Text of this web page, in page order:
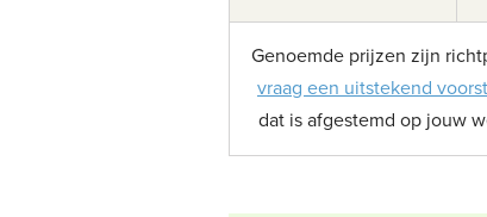
Genoemde prijzen zijn
vraag een uitstekend
dat is afgestemd op jouw